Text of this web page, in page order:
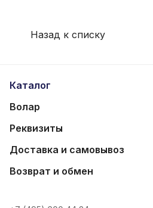
Назад к списку
Каталог
Волар
Реквизиты
Доставка и самовывоз
Возврат и обмен